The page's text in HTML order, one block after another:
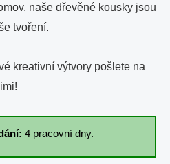
naše dřevěné kousky jsou
tvoření.
kreativní výtvory pošlete na
4 pracovní dny.